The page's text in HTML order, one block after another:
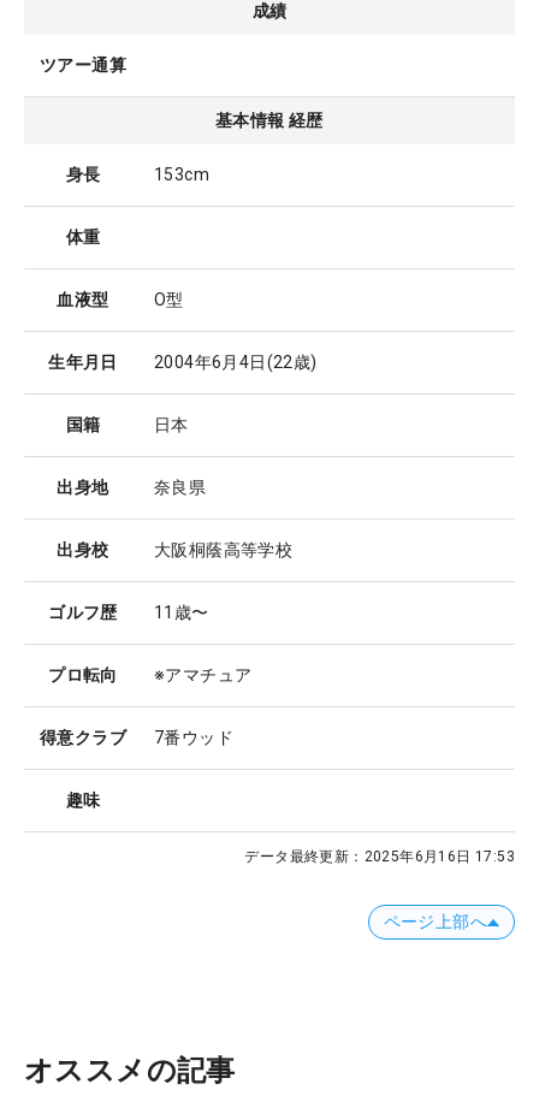
成績
ツアー通算
基本情報 経歴
身長 153cm
体重
血液型 O型
生年月日 2004年6月4日(22歳)
国籍 日本
出身地 奈良県
出身校 大阪桐蔭高等学校
ゴルフ歴 11歳〜
プロ転向 ※アマチュア
得意クラブ 7番ウッド
趣味
データ最終更新： 2025年6月16日 17:53
ページ上部へ
オススメの記事